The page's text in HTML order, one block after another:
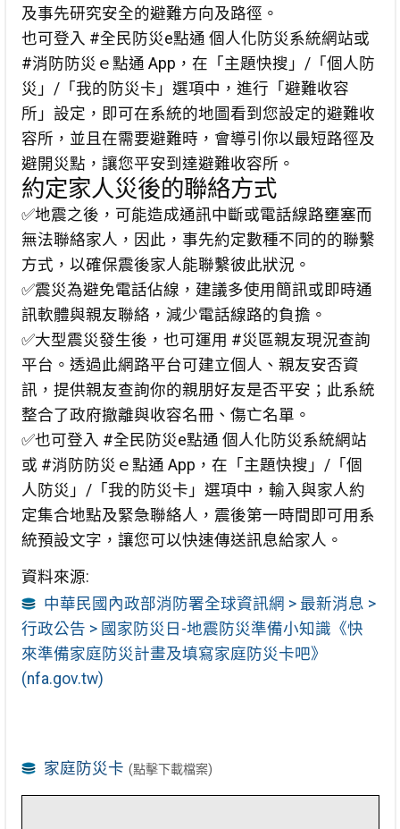
及事先研究安全的避難方向及路徑。
也可登入 #全民防災e點通 個人化防災系統網站或
#消防防災ｅ點通 App，在「主題快搜」/「個人防
災」/「我的防災卡」選項中，進行「避難收容
所」設定，即可在系統的地圖看到您設定的避難收
容所，並且在需要避難時，會導引你以最短路徑及
避開災點，讓您平安到達避難收容所。
約定家人災後的聯絡方式
✅地震之後，可能造成通訊中斷或電話線路壅塞而
無法聯絡家人，因此，事先約定數種不同的的聯繫
方式，以確保震後家人能聯繫彼此狀況。
✅震災為避免電話佔線，建議多使用簡訊或即時通
訊軟體與親友聯絡，減少電話線路的負擔。
✅大型震災發生後，也可運用 #災區親友現況查詢
平台。透過此網路平台可建立個人、親友安否資
訊，提供親友查詢你的親朋好友是否平安；此系統
整合了政府撤離與收容名冊、傷亡名單。
✅也可登入 #全民防災e點通 個人化防災系統網站
或 #消防防災ｅ點通 App，在「主題快搜」/「個
人防災」/「我的防災卡」選項中，輸入與家人約
定集合地點及緊急聯絡人，震後第一時間即可用系
統預設文字，讓您可以快速傳送訊息給家人。
資料來源:
中華民國內政部消防署全球資訊網 > 最新消息 >
行政公告 > ​國家防災日-地震防災準備小知識《快
來準備家庭防災計畫及填寫家庭防災卡吧》
(nfa.gov.tw)
家庭防災卡 (點擊下載檔案)